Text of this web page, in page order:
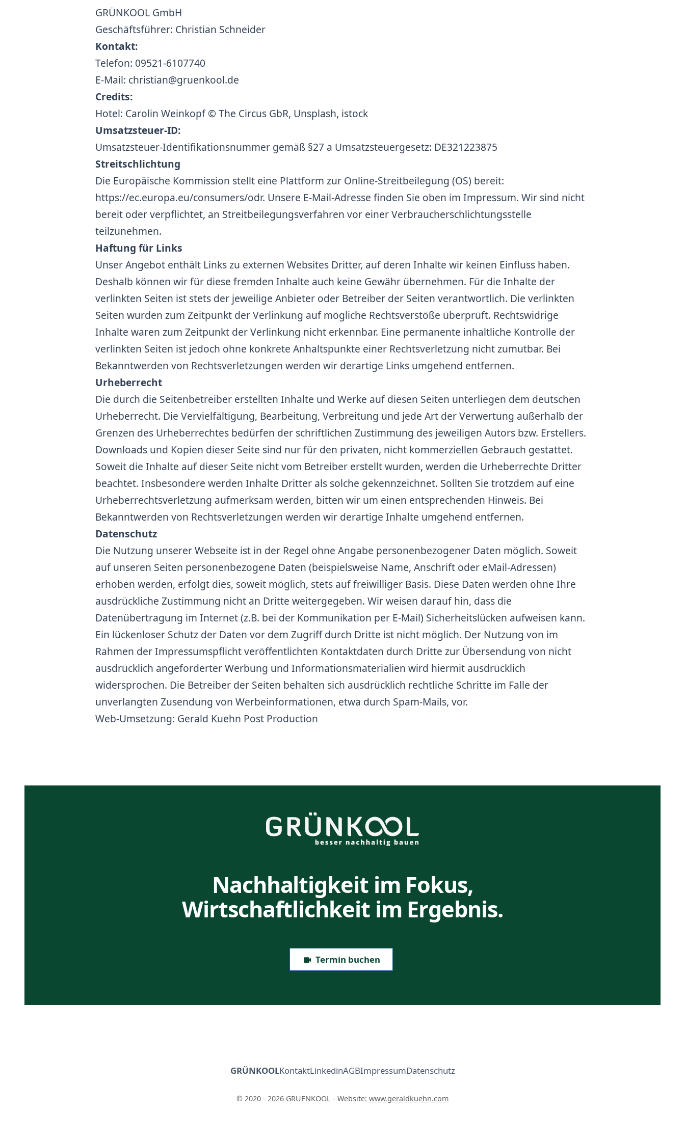
GRÜNKOOL GmbH
Geschäftsführer: Christian Schneider
Kontakt:
Telefon: 09521-6107740
E-Mail: christian@gruenkool.de
Credits:
Hotel: Carolin Weinkopf © The Circus GbR, Unsplash, istock
Umsatzsteuer-ID:
Umsatzsteuer-Identifikationsnummer gemäß §27 a Umsatzsteuergesetz: DE321223875
Streitschlichtung
Die Europäische Kommission stellt eine Plattform zur Online-Streitbeilegung (OS) bereit:
https://ec.europa.eu/consumers/odr. Unsere E-Mail-Adresse finden Sie oben im Impressum. Wir sind nicht
bereit oder verpflichtet, an Streitbeilegungsverfahren vor einer Verbraucherschlichtungsstelle
teilzunehmen.
Haftung für Links
Unser Angebot enthält Links zu externen Websites Dritter, auf deren Inhalte wir keinen Einfluss haben.
Deshalb können wir für diese fremden Inhalte auch keine Gewähr übernehmen. Für die Inhalte der
verlinkten Seiten ist stets der jeweilige Anbieter oder Betreiber der Seiten verantwortlich. Die verlinkten
Seiten wurden zum Zeitpunkt der Verlinkung auf mögliche Rechtsverstöße überprüft. Rechtswidrige
Inhalte waren zum Zeitpunkt der Verlinkung nicht erkennbar. Eine permanente inhaltliche Kontrolle der
verlinkten Seiten ist jedoch ohne konkrete Anhaltspunkte einer Rechtsverletzung nicht zumutbar. Bei
Bekanntwerden von Rechtsverletzungen werden wir derartige Links umgehend entfernen.
Urheberrecht
Die durch die Seitenbetreiber erstellten Inhalte und Werke auf diesen Seiten unterliegen dem deutschen
Urheberrecht. Die Vervielfältigung, Bearbeitung, Verbreitung und jede Art der Verwertung außerhalb der
Grenzen des Urheberrechtes bedürfen der schriftlichen Zustimmung des jeweiligen Autors bzw. Erstellers.
Downloads und Kopien dieser Seite sind nur für den privaten, nicht kommerziellen Gebrauch gestattet.
Soweit die Inhalte auf dieser Seite nicht vom Betreiber erstellt wurden, werden die Urheberrechte Dritter
beachtet. Insbesondere werden Inhalte Dritter als solche gekennzeichnet. Sollten Sie trotzdem auf eine
Urheberrechtsverletzung aufmerksam werden, bitten wir um einen entsprechenden Hinweis. Bei
Bekanntwerden von Rechtsverletzungen werden wir derartige Inhalte umgehend entfernen.
Datenschutz
Die Nutzung unserer Webseite ist in der Regel ohne Angabe personenbezogener Daten möglich. Soweit
auf unseren Seiten personenbezogene Daten (beispielsweise Name, Anschrift oder eMail-Adressen)
erhoben werden, erfolgt dies, soweit möglich, stets auf freiwilliger Basis. Diese Daten werden ohne Ihre
ausdrückliche Zustimmung nicht an Dritte weitergegeben. Wir weisen darauf hin, dass die
Datenübertragung im Internet (z.B. bei der Kommunikation per E-Mail) Sicherheitslücken aufweisen kann.
Ein lückenloser Schutz der Daten vor dem Zugriff durch Dritte ist nicht möglich. Der Nutzung von im
Rahmen der Impressumspflicht veröffentlichten Kontaktdaten durch Dritte zur Übersendung von nicht
ausdrücklich angeforderter Werbung und Informationsmaterialien wird hiermit ausdrücklich
widersprochen. Die Betreiber der Seiten behalten sich ausdrücklich rechtliche Schritte im Falle der
unverlangten Zusendung von Werbeinformationen, etwa durch Spam-Mails, vor.
Web-Umsetzung: Gerald Kuehn Post Production
Nachhaltigkeit im Fokus,
Wirtschaftlichkeit im Ergebnis.
Termin buchen
GRÜNKOOLKontaktLinkedinAGBImpressumDatenschutz
© 2020 - 2026 GRUENKOOL - Website: www.geraldkuehn.com